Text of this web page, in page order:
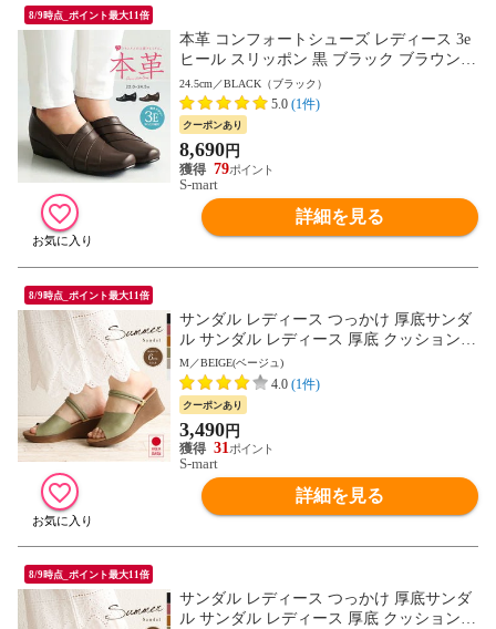
8/9時点_ポイント最大11倍
本革 コンフォートシューズ レディース 3e
ヒール スリッポン 黒 ブラック ブラウン
軽量 軽い 人気 ウォーキングシューズ カジ
ュアルシューズ レザー おしゃれ 歩きやす
い 痛くない 旅行 ウェッジ 母の日 敬老の
日 プレゼント 245-2605 送料無料
24.5cm／BLACK（ブラック）
5.0 (1件)
クーポンあり
8,690円
79
S-mart
詳細を見る
8/9時点_ポイント最大11倍
サンダル レディース つっかけ 厚底サンダ
ル サンダル レディース 厚底 クッション
ストラップサンダル 脱げにくい 2way ウェ
ッジソール ミュール オープントゥ 6cm ヒ
ール ウエッジソール 夏 日本製 黒 ブラッ
ク ベージュ グリーン ピンク 白 ホワイト 1
332 送料無料
M／BEIGE(ベージュ)
4.0 (1件)
クーポンあり
3,490円
31
S-mart
詳細を見る
8/9時点_ポイント最大11倍
サンダル レディース つっかけ 厚底サンダ
ル サンダル レディース 厚底 クッション